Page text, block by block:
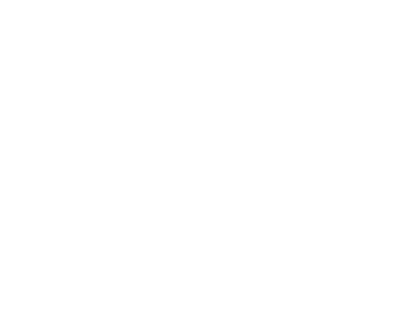
корпус Г, вход № 11 или 8, пав. 224Г (2 этаж),
корпус Г, вход № 11 или 8, пав. 248Г (2 этаж), тел. 8-499-229-39-49, 8-969-059-39-
тел. 8-967-200-05-45
заказа), который ранее не смог принять заказ по независящим от службы
по указанному адресу в момент осуществления доставки и т.п.)